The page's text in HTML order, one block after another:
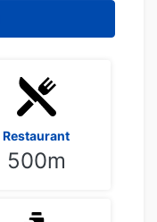
Restaurant
500m